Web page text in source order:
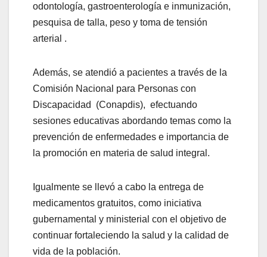
odontología, gastroenterología e inmunización,
pesquisa de talla, peso y toma de tensión
arterial .
Además, se atendió a pacientes a través de la
Comisión Nacional para Personas con
Discapacidad (Conapdis), efectuando
sesiones educativas abordando temas como la
prevención de enfermedades e importancia de
la promoción en materia de salud integral.
Igualmente se llevó a cabo la entrega de
medicamentos gratuitos, como iniciativa
gubernamental y ministerial con el objetivo de
continuar fortaleciendo la salud y la calidad de
vida de la población.